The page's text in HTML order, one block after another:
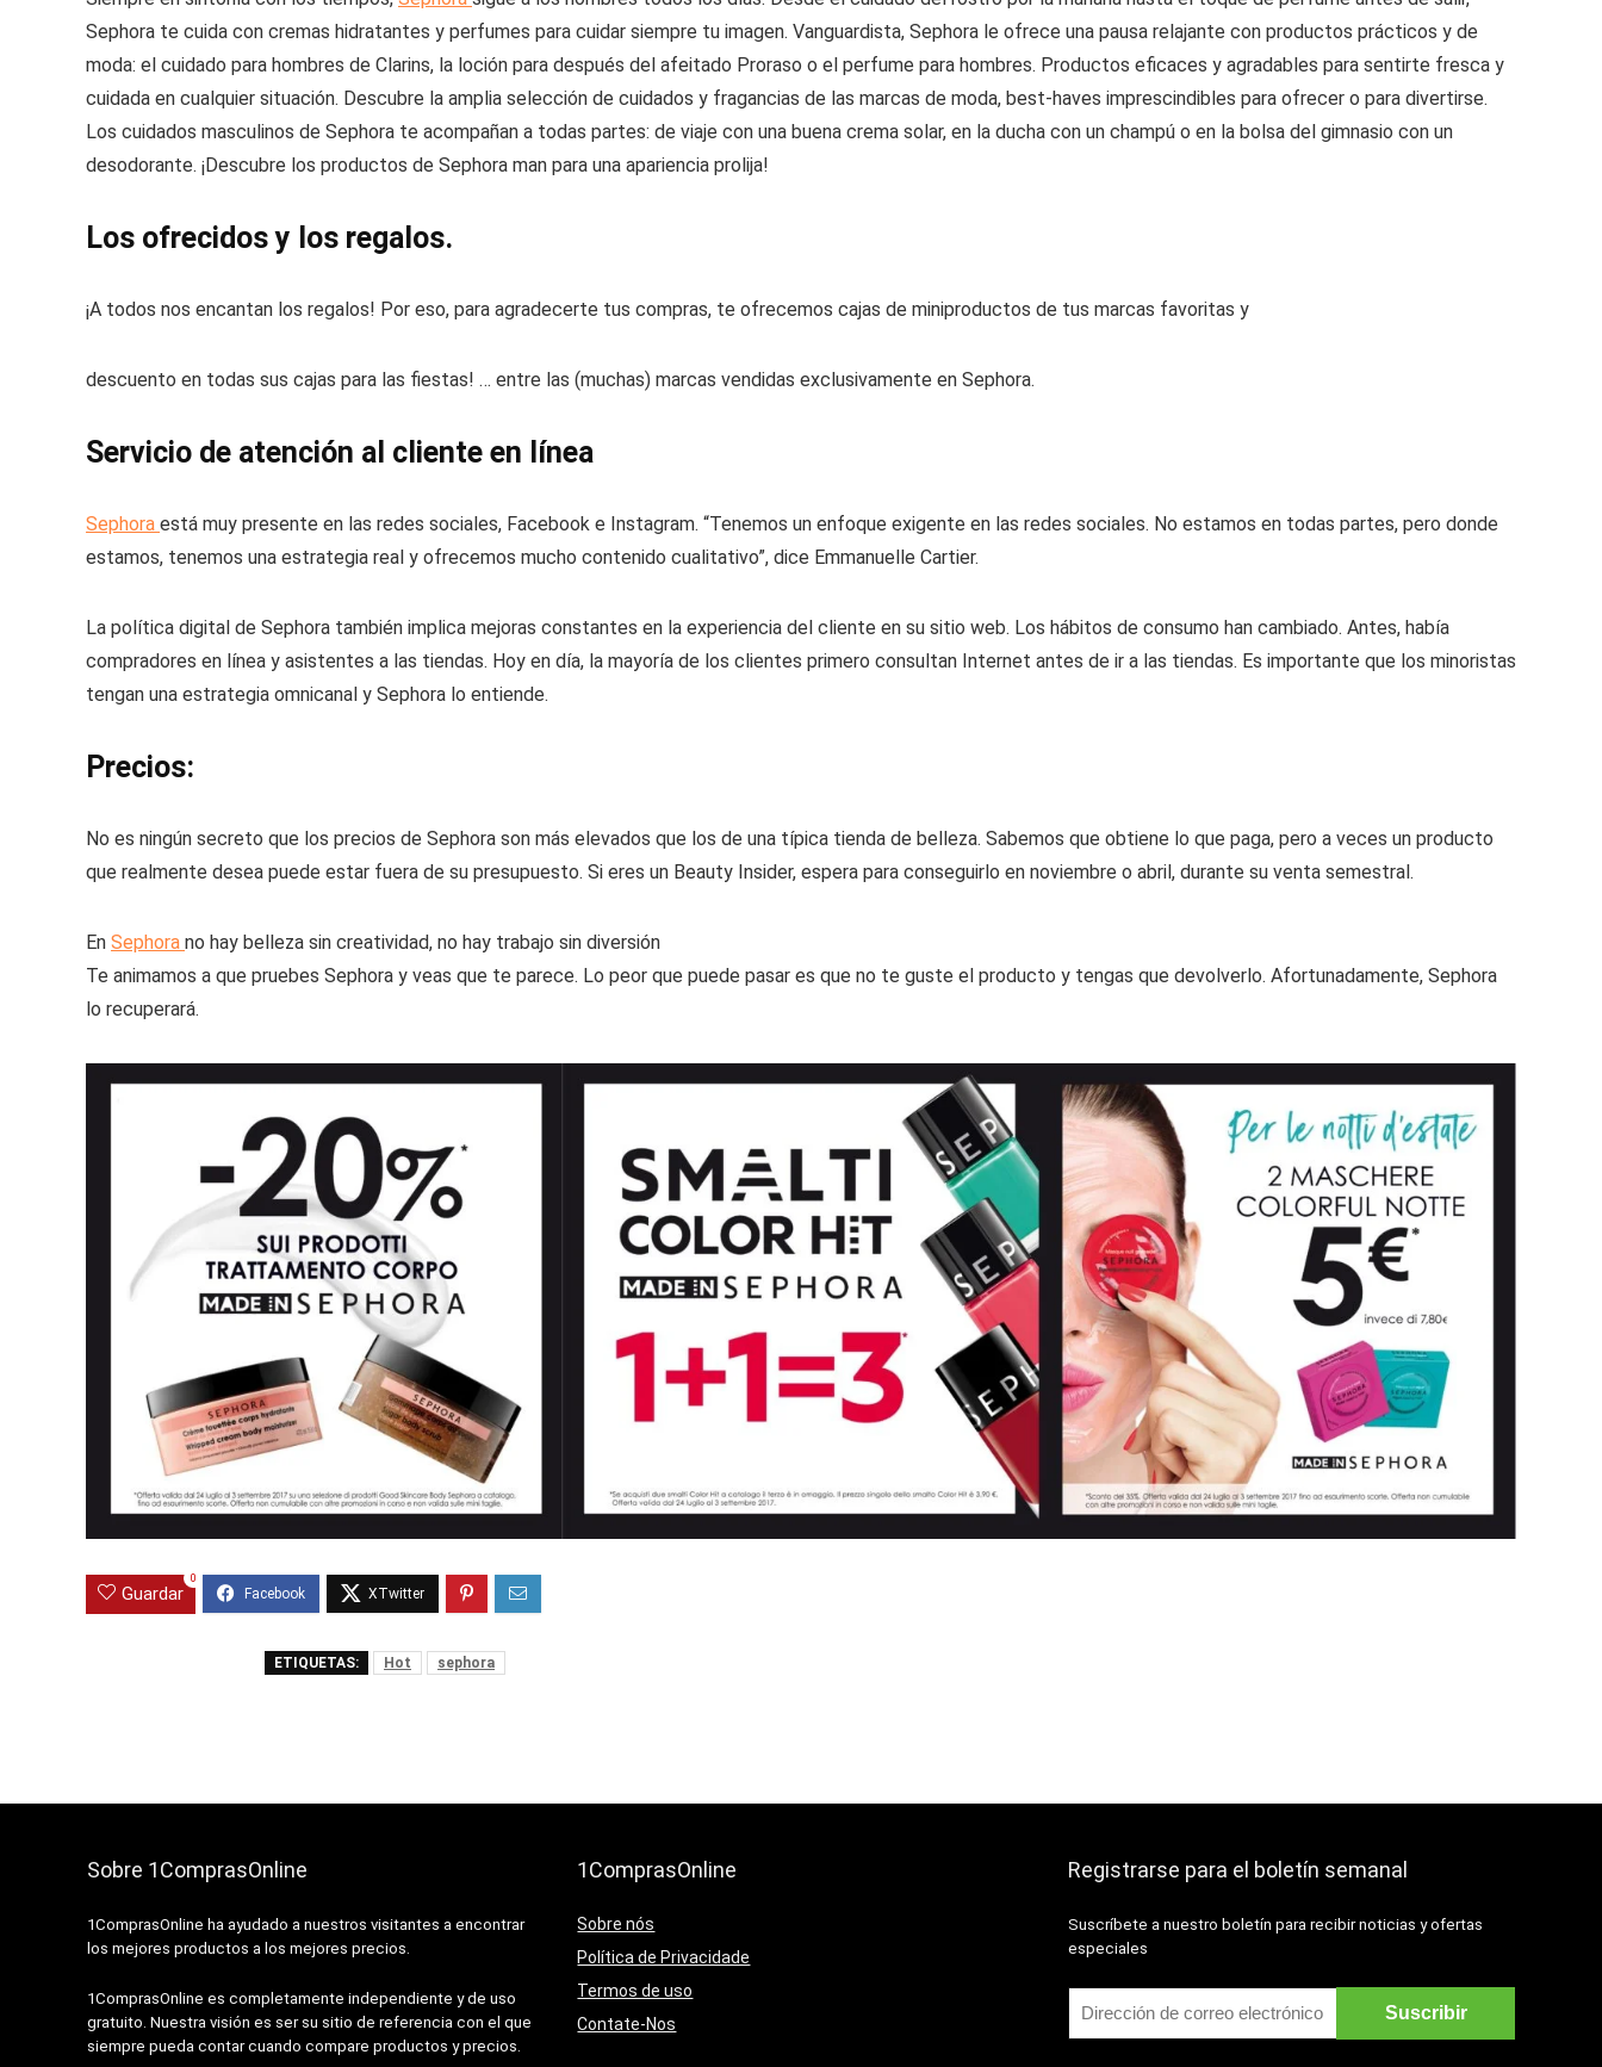
Sephora te cuida con cremas hidratantes y perfumes para cuidar siempre tu imagen. Vanguardista, Sephora le ofrece una pausa relajante con productos prácticos y de
moda: el cuidado para hombres de Clarins, la loción para después del afeitado Proraso o el perfume para hombres. Productos eficaces y agradables para sentirte fresca y
cuidada en cualquier situación. Descubre la amplia selección de cuidados y fragancias de las marcas de moda, best-haves imprescindibles para ofrecer o para divertirse.
Los cuidados masculinos de Sephora te acompañan a todas partes: de viaje con una buena crema solar, en la ducha con un champú o en la bolsa del gimnasio con un
desodorante. ¡Descubre los productos de Sephora man para una apariencia prolija!
Los ofrecidos y los regalos.
¡A todos nos encantan los regalos! Por eso, para agradecerte tus compras, te ofrecemos cajas de miniproductos de tus marcas favoritas y
descuento en todas sus cajas para las fiestas! … entre las (muchas) marcas vendidas exclusivamente en Sephora.
Servicio de atención al cliente en línea
Sephora está muy presente en las redes sociales, Facebook e Instagram. “Tenemos un enfoque exigente en las redes sociales. No estamos en todas partes, pero donde
estamos, tenemos una estrategia real y ofrecemos mucho contenido cualitativo”, dice Emmanuelle Cartier.
La política digital de Sephora también implica mejoras constantes en la experiencia del cliente en su sitio web. Los hábitos de consumo han cambiado. Antes, había
compradores en línea y asistentes a las tiendas. Hoy en día, la mayoría de los clientes primero consultan Internet antes de ir a las tiendas. Es importante que los minoristas
tengan una estrategia omnicanal y Sephora lo entiende.
Precios:
No es ningún secreto que los precios de Sephora son más elevados que los de una típica tienda de belleza. Sabemos que obtiene lo que paga, pero a veces un producto
que realmente desea puede estar fuera de su presupuesto. Si eres un Beauty Insider, espera para conseguirlo en noviembre o abril, durante su venta semestral.
En Sephora no hay belleza sin creatividad, no hay trabajo sin diversión
Te animamos a que pruebes Sephora y veas que te parece. Lo peor que puede pasar es que no te guste el producto y tengas que devolverlo. Afortunadamente, Sephora
lo recuperará.
Guardar
0
ETIQUETAS: Hot sephora
Sobre 1ComprasOnline
1ComprasOnline ha ayudado a nuestros visitantes a encontrar
los mejores productos a los mejores precios.
1ComprasOnline es completamente independiente y de uso
gratuito. Nuestra visión es ser su sitio de referencia con el que
siempre pueda contar cuando compare productos y precios.
1ComprasOnline
Sobre nós
Política de Privacidade
Termos de uso
Contate-Nos
Registrarse para el boletín semanal
Suscríbete a nuestro boletín para recibir noticias y ofertas
especiales